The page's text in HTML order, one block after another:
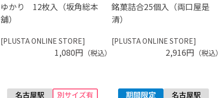
ゆかり 12枚入（坂角総本
舖）
[PLUSTA ONLINE STORE]
1,080円 （税込）
銘菓詰合25個入（両口屋是
清）
[PLUSTA ONLINE STORE]
2,916円 （税込）